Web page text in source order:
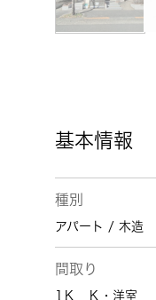
基本情報
種別
アパート / 木造
間取り
1Ｋ Ｋ・洋室